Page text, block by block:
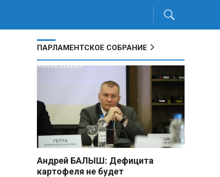
ПАРЛАМЕНТСКОЕ СОБРАНИЕ
Андрей БАЛЫШ: Дефицита
картофеля не будет